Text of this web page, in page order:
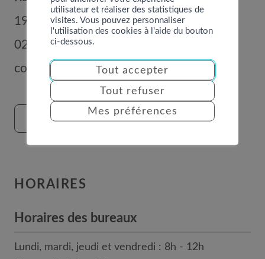
1996
Basse-Nendaz
027 289 56 00
commune@nendaz.org
FORMULAIRE DE CONTACT
HORAIRES
Horaires des bureaux
Lundi, mardi, jeudi et vendredi : 8h - 12h
utilisateur et réaliser des statistiques de
visites. Vous pouvez personnaliser
l'utilisation des cookies à l'aide du bouton
ci-dessous.
Tout accepter
Tout refuser
Mes préférences